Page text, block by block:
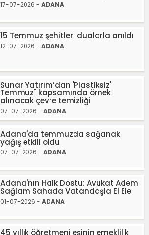
17-07-2026 - ADANA
15 Temmuz şehitleri dualarla anıldı
12-07-2026 - ADANA
Sunar Yatırım’dan 'Plastiksiz'
Temmuz" kapsamında örnek
alınacak çevre temizliği
07-07-2026 - ADANA
Adana'da temmuzda sağanak
yağış etkili oldu
07-07-2026 - ADANA
Adana'nın Halk Dostu: Avukat Adem
Sağlam Sahada Vatandaşla El Ele
01-07-2026 - ADANA
45 yıllık öğretmeni eşinin emeklilik